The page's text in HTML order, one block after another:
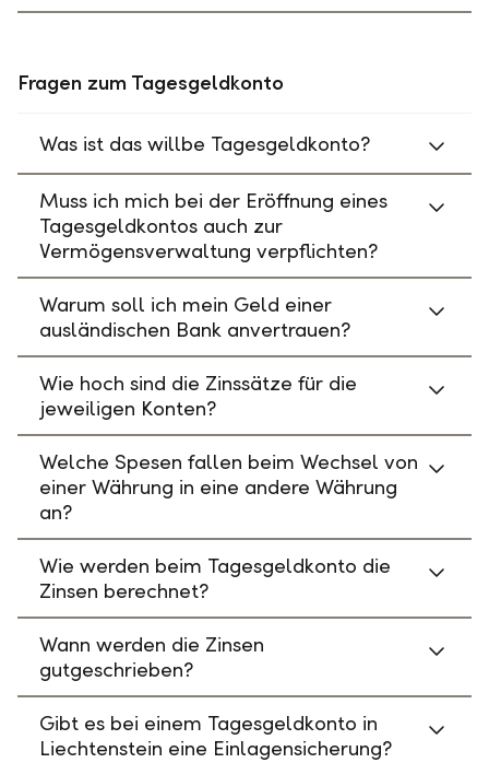
Fragen zum Tagesgeldkonto
Was ist das willbe Tagesgeldkonto?
Muss ich mich bei der Eröffnung eines
Tagesgeldkontos auch zur
Vermögensverwaltung verpflichten?
Warum soll ich mein Geld einer
ausländischen Bank anvertrauen?
Wie hoch sind die Zinssätze für die
jeweiligen Konten?
Welche Spesen fallen beim Wechsel von
einer Währung in eine andere Währung
an?
Wie werden beim Tagesgeldkonto die
Zinsen berechnet?
Wann werden die Zinsen
gutgeschrieben?
Gibt es bei einem Tagesgeldkonto in
Liechtenstein eine Einlagensicherung?